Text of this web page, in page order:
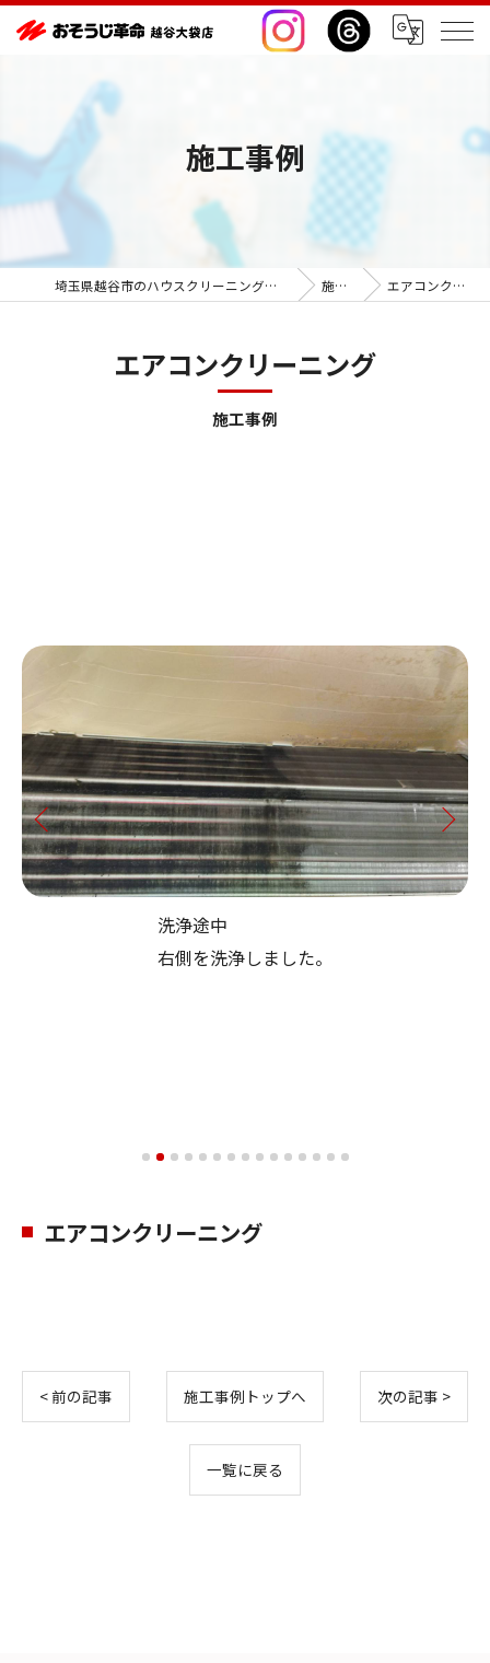
施工事例
埼玉県越谷市のハウスクリーニングならおそうじ革命越谷大袋店 施工事例 エアコンクリーニング
施工事例
エアコンクリーニング
洗浄途中
右側を洗浄しました。
エアコンクリーニング
< 前の記事 施工事例トップへ 次の記事 >
一覧に戻る
お問い合わせはこちら